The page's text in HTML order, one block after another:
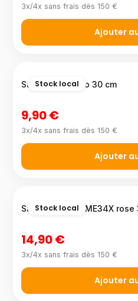
3x/4x sans frais dès 150 €
Ajouter
Stock local
Sac goûter Déco 30 cm
9,90 €
3x/4x sans frais dès 150 €
Ajouter
Stock local
Sac à dos XTREME34X
14,90 €
3x/4x sans frais dès 150 €
Ajouter